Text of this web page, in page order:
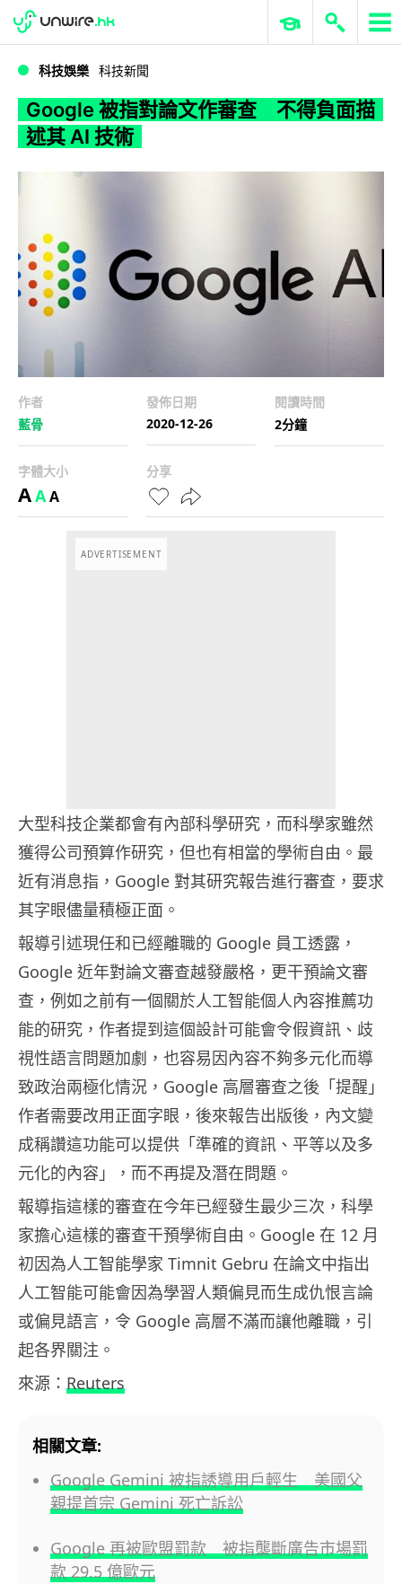
WWDC 2026 ERP 與商業 AI
科技娛樂 科技新聞
Google 被指對論文作審查 不得負面描
述其 AI 技術
作者
藍骨
發佈日期
2020-12-26
閱讀時間
2分鐘
字體大小
AAA
分享
ADVERTISEMENT
大型科技企業都會有內部科學研究，而科學家雖然
獲得公司預算作研究，但也有相當的學術自由。最
近有消息指，Google 對其研究報告進行審查，要求
其字眼儘量積極正面。
報導引述現任和已經離職的 Google 員工透露，
Google 近年對論文審查越發嚴格，更干預論文審
查，例如之前有一個關於人工智能個人內容推薦功
能的研究，作者提到這個設計可能會令假資訊、歧
視性語言問題加劇，也容易因內容不夠多元化而導
致政治兩極化情況，Google 高層審查之後「提醒」
作者需要改用正面字眼，後來報告出版後，內文變
成稱讚這功能可以提供「準確的資訊、平等以及多
元化的內容」，而不再提及潛在問題。
報導指這樣的審查在今年已經發生最少三次，科學
家擔心這樣的審查干預學術自由。Google 在 12 月
初因為人工智能學家 Timnit Gebru 在論文中指出
人工智能可能會因為學習人類偏見而生成仇恨言論
或偏見語言，令 Google 高層不滿而讓他離職，引
起各界關注。
來源： Reuters
相關文章:
Google Gemini 被指誘導用戶輕生 美國父
親提首宗 Gemini 死亡訴訟
Google 再被歐盟罰款 被指壟斷廣告市場罰
款 29.5 億歐元